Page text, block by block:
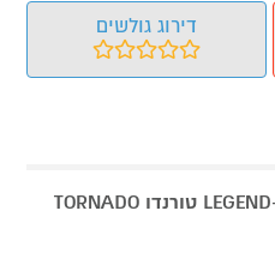
דירוג גולשים
מזגן עילי LEGEND-INV-22 X WIFI EU טורנדו TORNADO